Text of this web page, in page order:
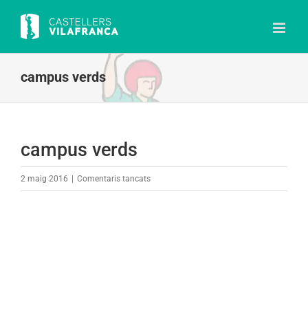
content
campus verds
campus verds
2 maig 2016 Comentaris tancatsa